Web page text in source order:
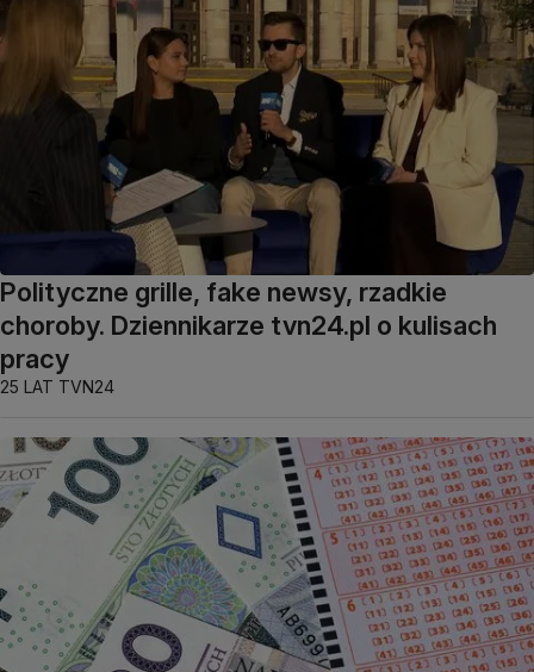
Polityczne grille, fake newsy, rzadkie
choroby. Dziennikarze tvn24.pl o kulisach
pracy
25 LAT TVN24